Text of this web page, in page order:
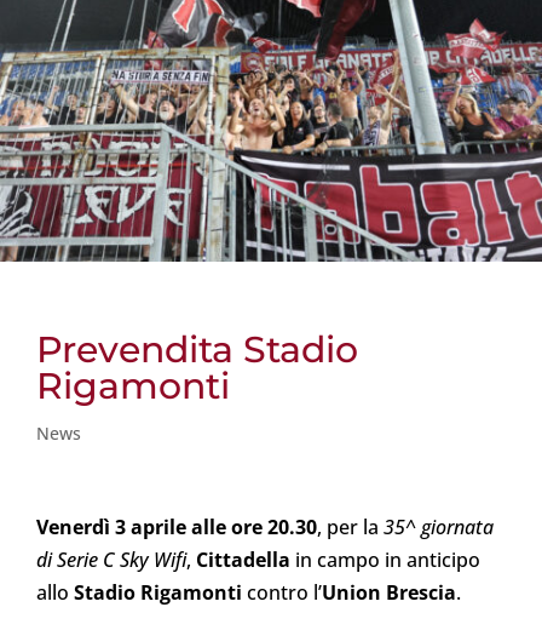
Prevendita Stadio
Rigamonti
News
Venerdì 3 aprile alle ore 20.30, per la 35^ giornata
di Serie C Sky Wifi, Cittadella in campo in anticipo
allo Stadio Rigamonti contro l’Union Brescia.